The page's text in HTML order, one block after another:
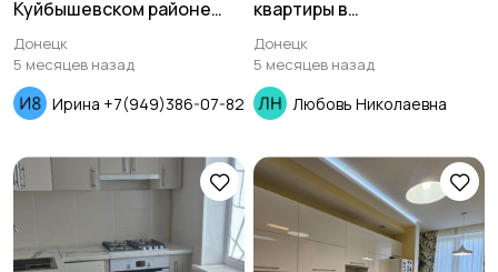
Куйбышевском районе
проспект Богдана
Хмельницкого
Донецк
5 месяцев назад
Ирина +7(949)386-07-82
квартиры в
Ворошиловском районе
Донецк
5 месяцев назад
Любовь Николаевна